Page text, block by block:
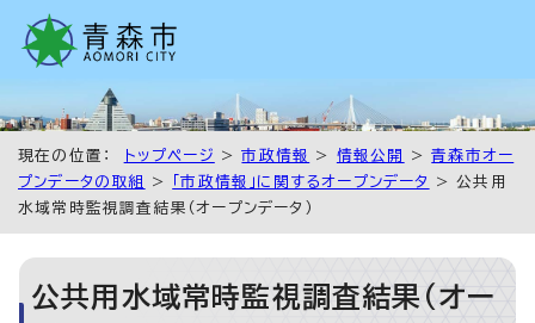
現在の位置： トップページ >市政情報 > 情報公開 >青森市オー
プンデータの取組
> 「市政情報」に関するオープンデータ
> 公共用
水域常時監視調査結果（オープンデータ）
公共用水域常時監視調査結果（オー